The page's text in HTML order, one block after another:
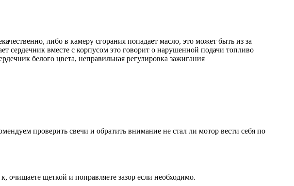
либо в камеру сгорания попадает масло, это может быть из за
вместе с корпусом это говорит о нарушенной подачи топливо
белого цвета, неправильная регулировка зажигания
проверить свечи и обратить внимание не стал ли мотор вести себя по
щеткой и поправляете зазор если необходимо.